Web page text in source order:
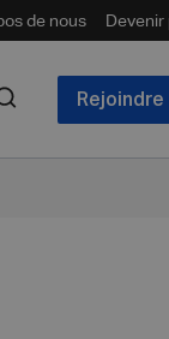
de nous
Rejoindre